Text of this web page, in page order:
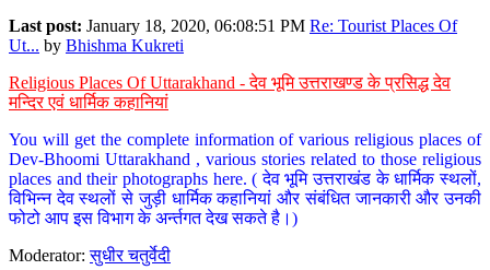
Last post: January 18, 2020, 06:08:51 PM Re: Tourist Places Of
Ut... by Bhishma Kukreti
Religious Places Of Uttarakhand - देव भूमि उत्तराखण्ड के प्रसिद्ध देव
मन्दिर एवं धार्मिक कहानियां
You will get the complete information of various religious places of
Dev-Bhoomi Uttarakhand , various stories related to those religious
places and their photographs here. ( देव भूमि उत्तराखंड के धार्मिक स्थलों,
विभिन्न देव स्थलों से जुड़ी धार्मिक कहानियां और संबंधित जानकारी और उनकी
फोटो आप इस विभाग के अर्न्तगत देख सकते है।)
Moderator:सुधीर चतुर्वेदी